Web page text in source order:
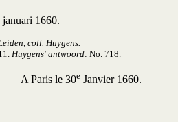
januari 1660.
coll. Huygens.
Huygens' antwoord: No. 718.
A Paris le 30e Janvier 1660.